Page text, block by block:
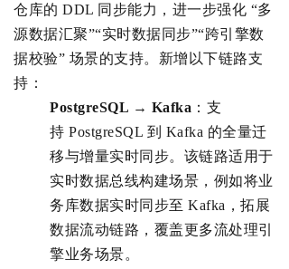
仓库的 DDL 同步能力，进一步强化 “多
源数据汇聚”“实时数据同步”“跨引擎数
据校验” 场景的支持。新增以下链路支
持：
PostgreSQL → Kafka ： 支
持 PostgreSQL 到 Kafka 的全量迁
移与增量实时同步。该链路适用于
实时数据总线构建场景，例如将业
务库数据实时同步至 Kafka， 拓展
数据流动链路，覆盖更多流处理引
擎业务场景。